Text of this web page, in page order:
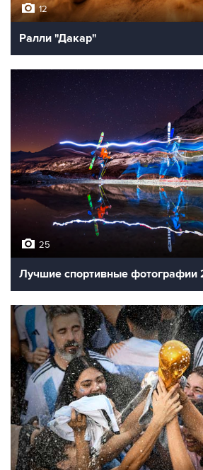
12
Ралли "Дакар"
25
Лучшие спортивные фотографии